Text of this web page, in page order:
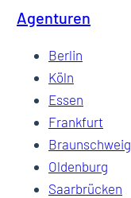
Agenturen
Berlin
Köln
Essen
Frankfurt
Braunschweig
Oldenburg
Saarbrücken